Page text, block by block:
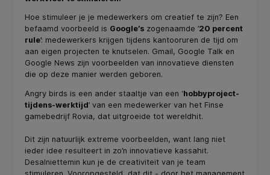
Hoe stimuleer je je medewerkers om creatief te zijn? Een
befaamd voorbeeld is Google’s zogenaamde ’20 percent
rule’: medewerkers krijgen tijdens kantooruren de tijd om
aan eigen projecten te knutselen. Gmail, Google Talk en
Google News zijn voorbeelden van innovatieve diensten
die op deze manier werden geboren.
Angry birds is een ander staaltje van een ‘hobbyproject-
tijdens-werktijd’ van een medewerker van het Finse
gamebedrijf Rovia, dat uitgroeide tot wereldhit.
Dit zijn natuurlijk extreme voorbeelden, want lang niet
ieder idee resulteert in zo’n innovatieve kassahit.
Desalniettemin kun je de creativiteit van je team